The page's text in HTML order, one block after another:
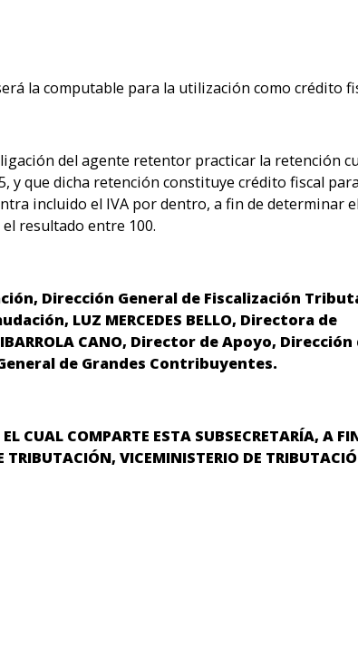
la computable para la utilización como crédito
del agente retentor practicar la retención
y que dicha retención constituye crédito fiscal
incluido el IVA por dentro, a fin de determinar
resultado entre 100.
Dirección General de Fiscalización
LUZ MERCEDES BELLO, Directora de
CANO, Director de Apoyo, Dirección
de Grandes Contribuyentes.
CUAL COMPARTE ESTA SUBSECRETARÍA, A
TRIBUTACIÓN, VICEMINISTERIO DE